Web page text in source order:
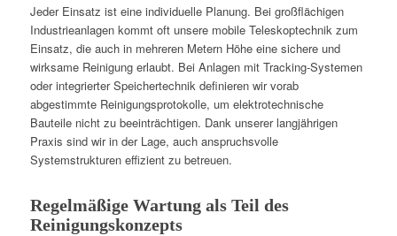
Jeder Einsatz ist eine individuelle Planung. Bei großflächigen
Industrieanlagen kommt oft unsere mobile Teleskoptechnik zum
Einsatz, die auch in mehreren Metern Höhe eine sichere und
wirksame Reinigung erlaubt. Bei Anlagen mit Tracking-Systemen
oder integrierter Speichertechnik definieren wir vorab
abgestimmte Reinigungsprotokolle, um elektrotechnische
Bauteile nicht zu beeinträchtigen. Dank unserer langjährigen
Praxis sind wir in der Lage, auch anspruchsvolle
Systemstrukturen effizient zu betreuen.
Regelmäßige Wartung als Teil des
Reinigungskonzepts